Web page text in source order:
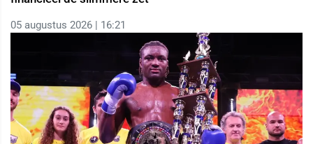
05 augustus 2026 | 16:21